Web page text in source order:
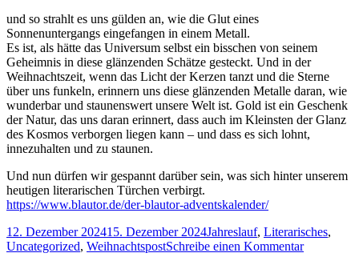
und so strahlt es uns gülden an, wie die Glut eines
Sonnenuntergangs eingefangen in einem Metall.
Es ist, als hätte das Universum selbst ein bisschen von seinem
Geheimnis in diese glänzenden Schätze gesteckt. Und in der
Weihnachtszeit, wenn das Licht der Kerzen tanzt und die Sterne
über uns funkeln, erinnern uns diese glänzenden Metalle daran, wie
wunderbar und staunenswert unsere Welt ist. Gold ist ein Geschenk
der Natur, das uns daran erinnert, dass auch im Kleinsten der Glanz
des Kosmos verborgen liegen kann – und dass es sich lohnt,
innezuhalten und zu staunen.
Und nun dürfen wir gespannt darüber sein, was sich hinter unserem
heutigen literarischen Türchen verbirgt.
https://www.blautor.de/der-blautor-adventskalender/
Veröffentlicht
am
12. Dezember 202415. Dezember 2024Kategorien
Jahreslauf, Literarisches,
Uncategorized, WeihnachtspostSchreibe einen Kommentarzu